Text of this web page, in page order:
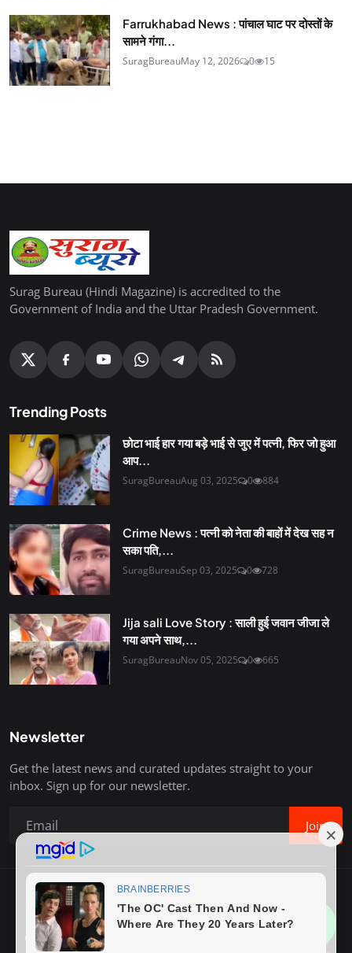
Farrukhabad News : पांचाल घाट पर दोस्तों के
सामने गंगा...
SuragBureauMay 12, 2026 0 15
Surag Bureau (Hindi Magazine) is accredited to the
Government of India and the Uttar Pradesh Government.
Trending Posts
छोटा भाई हार गया बड़े भाई से जुए में पत्नी, फिर जो हुआ
आप...
SuragBureauAug 03, 2025 0 884
Crime News : पत्नी को नेता की बाहों में देख सह न
सका पति,...
SuragBureauSep 03, 2025 0 728
Jija sali Love Story : साली हुई जवान जीजा ले
गया अपने साथ,...
SuragBureauNov 05, 2025 0 665
Newsletter
Get the latest news and curated updates straight to your
inbox. Sign up for our newsletter.
Join
Copyright © 2020-26 Surag Bureau. All Rights Reserved.
Contact
Terms & Conditions
Privacy Policy